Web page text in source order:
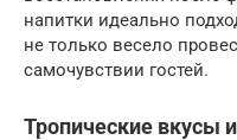
напитки идеально
не только весело
самочувствии гостей.
Тропические вкусы